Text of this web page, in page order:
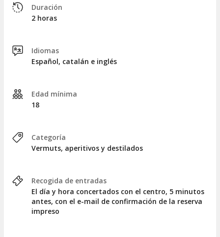
Duración
2 horas
Idiomas
Español, catalán e inglés
Edad mínima
18
Categoría
Vermuts, aperitivos y destilados
Recogida de entradas
El día y hora concertados con el centro, 5 minutos
antes, con el e-mail de confirmación de la reserva
impreso